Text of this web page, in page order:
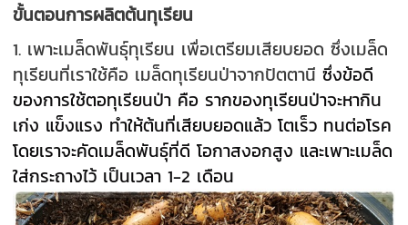
ขั้นตอนการผลิตต้นทุเรียน
1. เพาะเมล็ดพันธุ์ทุเรียน เพื่อเตรียมเสียบยอด ซึ่งเมล็ด
ทุเรียนที่เราใช้คือ เมล็ดทุเรียนป่าจากปัตตานีซึ่งข้อดี
ของการใช้ตอทุเรียนป่า คือ รากของทุเรียนป่าจะหากิน
เก่ง แข็งแรง ทำให้ต้นที่เสียบยอดแล้ว โตเร็ว ทนต่อโรค
โดยเราจะคัดเมล็ดพันธุ์ที่ดี โอกาสงอกสูง และเพาะเมล็ด
ใส่กระถางไว้ เป็นเวลา 1-2 เดือน